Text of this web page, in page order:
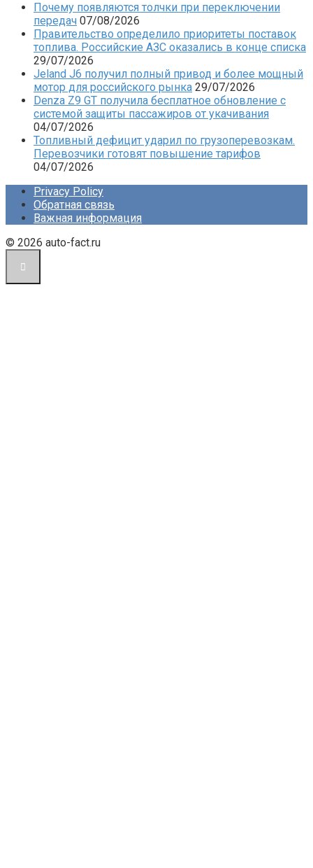
Почему появляются толчки при переключении
передач 07/08/2026
Правительство определило приоритеты поставок
топлива. Российские АЗС оказались в конце списка
29/07/2026
Jeland J6 получил полный привод и более мощный
мотор для российского рынка 29/07/2026
Denza Z9 GT получила бесплатное обновление с
системой защиты пассажиров от укачивания
04/07/2026
Топливный дефицит ударил по грузоперевозкам.
Перевозчики готовят повышение тарифов
04/07/2026
Privacy Policy
Обратная связь
Важная информация
© 2026 auto-fact.ru